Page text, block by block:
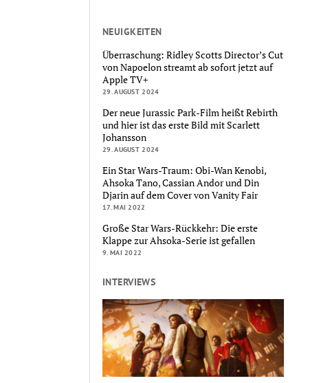
NEUIGKEITEN
Überraschung: Ridley Scotts Director’s Cut
von Napoelon streamt ab sofort jetzt auf
Apple TV+
29. AUGUST 2024
Der neue Jurassic Park-Film heißt Rebirth
und hier ist das erste Bild mit Scarlett
Johansson
29. AUGUST 2024
Ein Star Wars-Traum: Obi-Wan Kenobi,
Ahsoka Tano, Cassian Andor und Din
Djarin auf dem Cover von Vanity Fair
17. MAI 2022
Große Star Wars-Rückkehr: Die erste
Klappe zur Ahsoka-Serie ist gefallen
9. MAI 2022
INTERVIEWS